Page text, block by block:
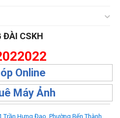
ĐÀI CSKH
Online
Máy Ảnh
Trần Hưng Đạo, Phường Bến Thành,